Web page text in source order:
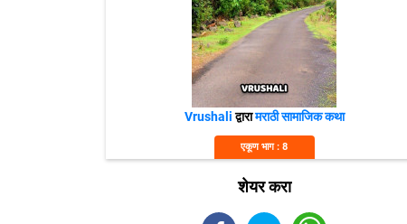
Vrushaliद्वारामराठी सामाजिक कथा
एकूण भाग : 8
शेयर करा